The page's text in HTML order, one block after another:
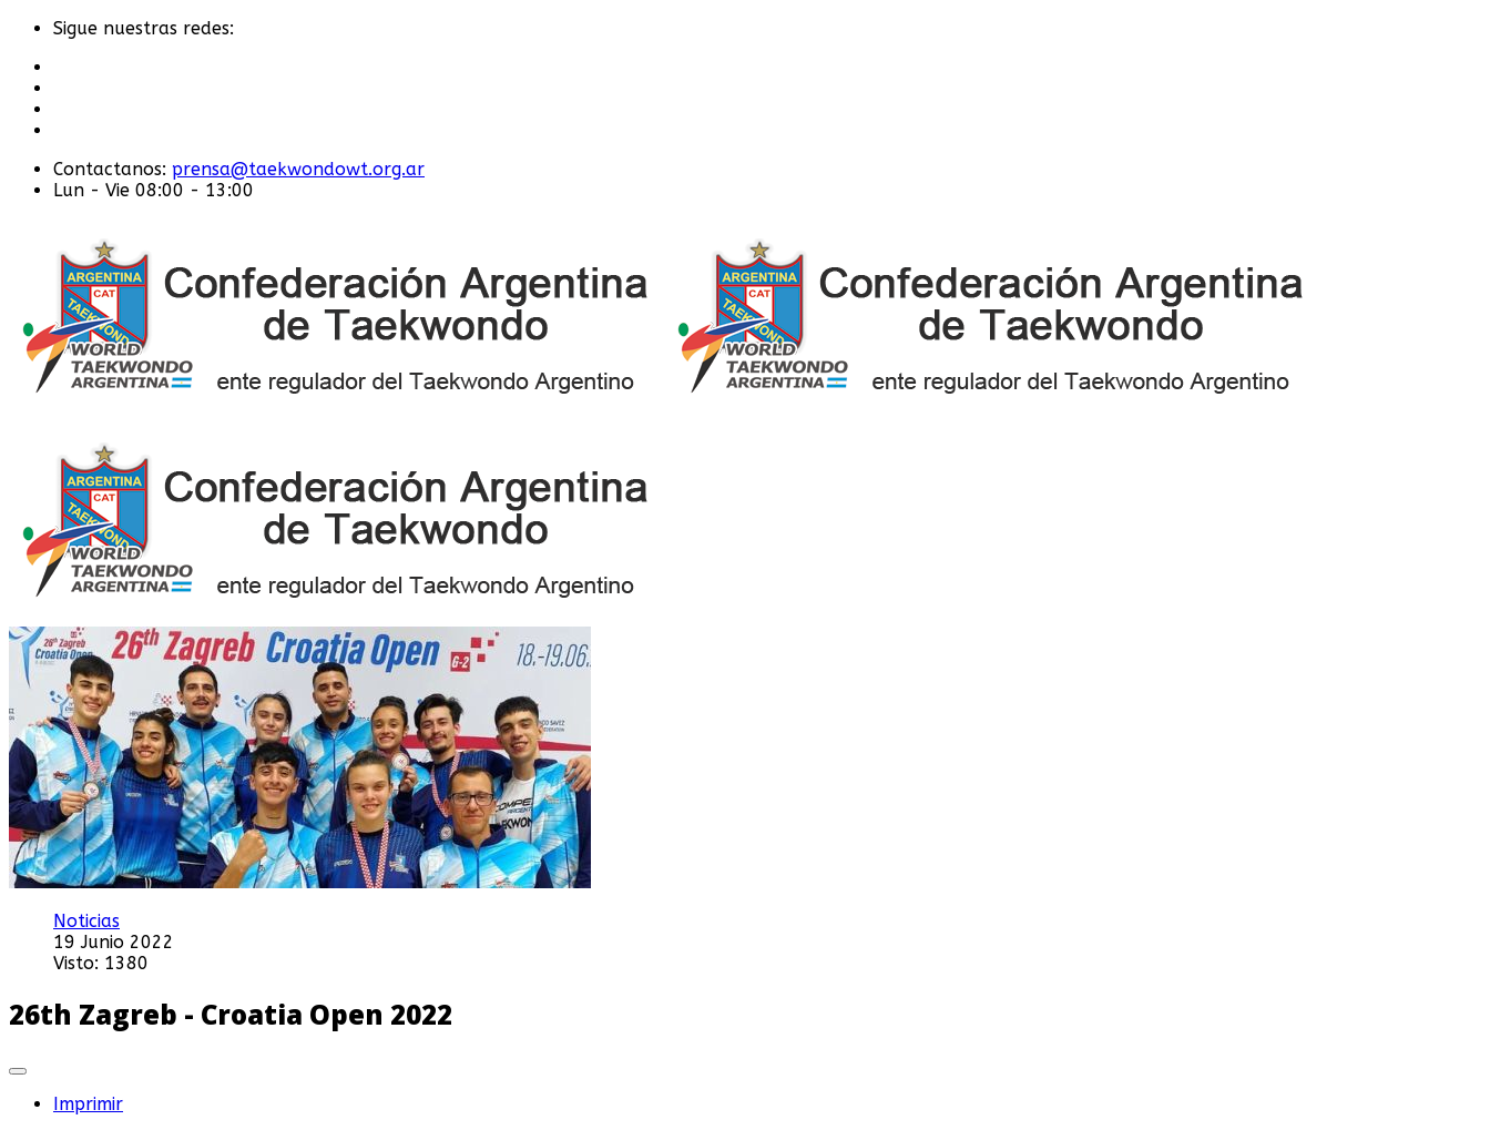
Sigue nuestras redes:
Contactanos: prensa@taekwondowt.org.ar
Lun - Vie 08:00 - 13:00
Noticias
19 Junio 2022
Visto: 1380
26th Zagreb - Croatia Open 2022
Imprimir